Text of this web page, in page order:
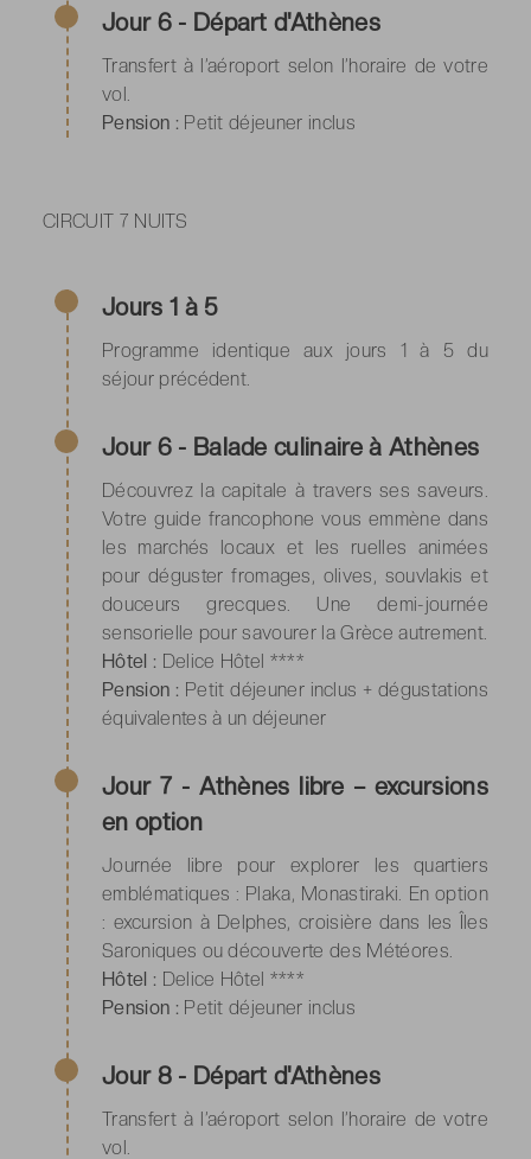
Jour 6 - Départ d'Athènes
Transfert à l’aéroport selon l’horaire de votre
vol.
Pension : Petit déjeuner inclus
CIRCUIT 7 NUITS
Jours 1 à 5
Programme identique aux jours 1 à 5 du
séjour précédent.
Jour 6 - Balade culinaire à Athènes
Découvrez la capitale à travers ses saveurs.
Votre guide francophone vous emmène dans
les marchés locaux et les ruelles animées
pour déguster fromages, olives, souvlakis et
douceurs grecques. Une demi-journée
sensorielle pour savourer la Grèce autrement.
Hôtel : Delice Hôtel ****
Pension : Petit déjeuner inclus + dégustations
équivalentes à un déjeuner
Jour 7 - Athènes libre – excursions
en option
Journée libre pour explorer les quartiers
emblématiques : Plaka, Monastiraki. En option
: excursion à Delphes, croisière dans les Îles
Saroniques ou découverte des Météores.
Hôtel : Delice Hôtel ****
Pension : Petit déjeuner inclus
Jour 8 - Départ d'Athènes
Transfert à l’aéroport selon l’horaire de votre
vol.